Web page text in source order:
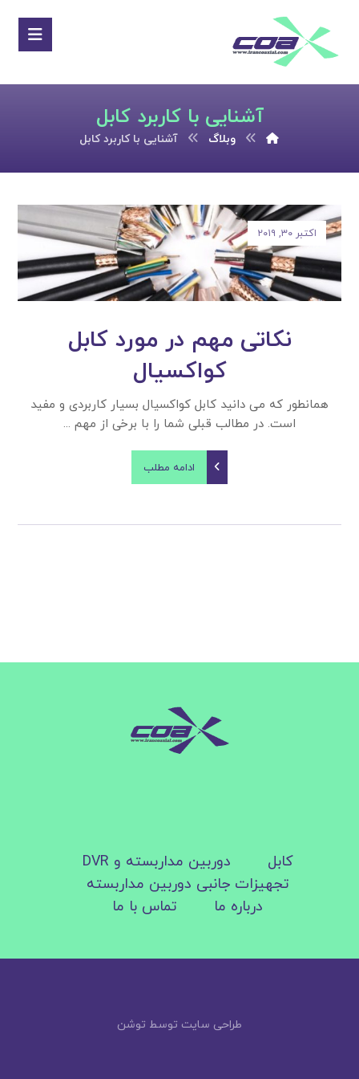
آشنایی با کاربرد کابل
وبلاگ آشنایی با کاربرد کابل
نکاتی مهم در مورد کابل
کواکسیال
اکتبر ۳۰, ۲۰۱۹
همانطور که می دانید کابل کواکسیال بسیار کاربردی و مفید
است. در مطالب قبلی شما را با برخی از مهم ...
ادامه مطلب
کابل
دوربین مداربسته و DVR
تجهیزات جانبی دوربین مداربسته
درباره ما
تماس با ما
طراحی سایت توسط توشن